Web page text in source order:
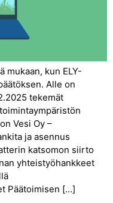
mukaan, kun ELY-
Alle on
tekemät
Vesi Oy –
ja asennus
katsomon siirto
yhteistyöhankkeet
Päätoimisen […]